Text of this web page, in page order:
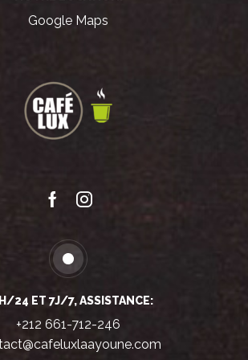
Google Maps
FacebookInstagram
24 ET 7J/7, ASSISTANCE:
+212 661-712-246